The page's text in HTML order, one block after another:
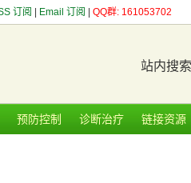
订阅 Email 订阅 QQ群: 161053702
站内搜
预防控制 诊断治疗 链接资源